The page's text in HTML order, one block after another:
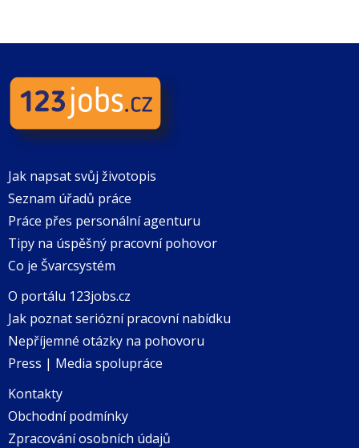
Jak napsat svůj životopis
Seznam úřadů práce
Práce přes personální agenturu
Tipy na úspěšný pracovní pohovor
Co je Švarcsystém
O portálu 123jobs.cz
Jak poznat seriózní pracovní nabídku
Nepříjemné otázky na pohovoru
Press | Media spolupráce
Kontakty
Obchodní podmínky
Zpracování osobních údajů